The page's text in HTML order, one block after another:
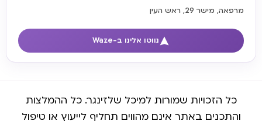
מרפאה, מישר 29, ראש העין
נווטו אלינו ב-Waze
כל הזכויות שמורות למיכל שלזינגר. כל ההמלצות
והתכנים באתר אינם מהווים תחליף לייעוץ או טיפול